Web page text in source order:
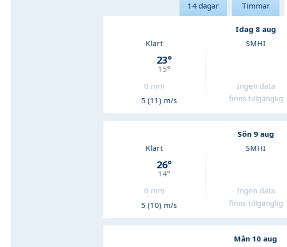
14 dagar Timmar
Idag 8 aug
Klart
23°
15°
0 mm
5 (11) m/s
SMHI
Ingen data
finns tillgänglig
Sön 9 aug
Klart
26°
14°
0 mm
5 (10) m/s
SMHI
Ingen data
finns tillgänglig
Mån 10 aug